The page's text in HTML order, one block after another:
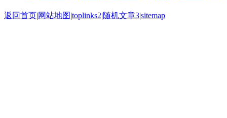
返回首页|网站地图|toplinks2|随机文章3|sitemap